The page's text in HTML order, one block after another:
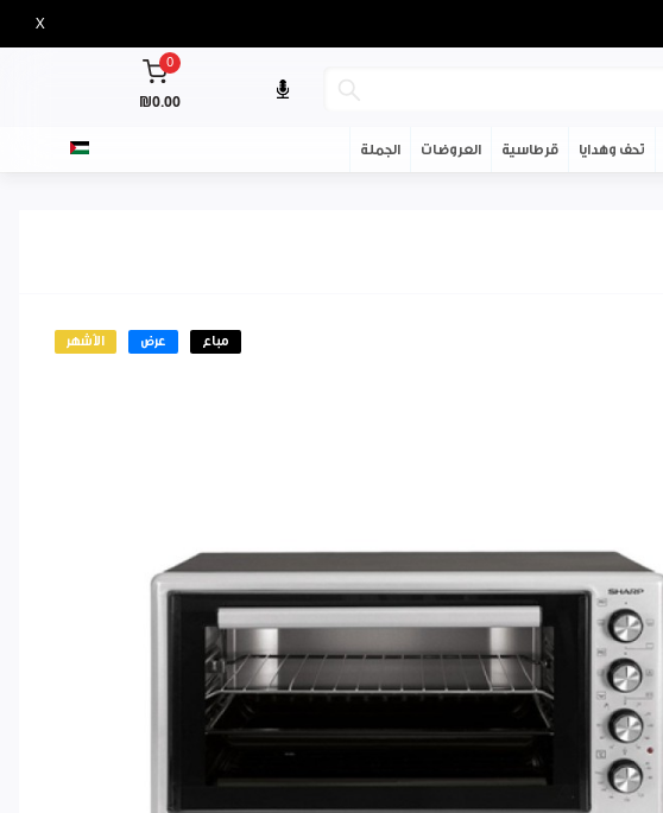
X
0
₪0.00
تحف وهدايا قرطاسية العروضات الجملة
الأشهر عرض مباع